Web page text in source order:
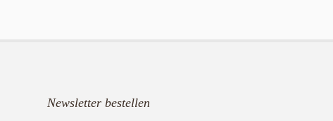
Newsletter bestellen